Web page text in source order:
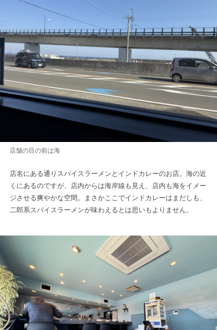
店舗の目の前は海
店名にある通りスパイスラーメンとインドカレーのお店。海の近
くにあるのですが、店内からは海岸線も見え、店内も海をイメー
ジさせる爽やかな空間。まさかここでインドカレーはまだしも、
二郎系スパイスラーメンが味わえるとは思いもよりません。